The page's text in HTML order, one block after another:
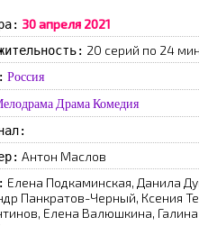
30 апреля 2021
20 серий по 24
Россия
Драма Комедия
Антон Маслов
Елена Подкаминская, Данила
Панкратов-Черный, Ксения
Елена Валюшкина,